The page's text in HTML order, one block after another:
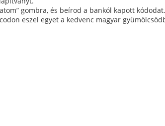
gombra, és beírod a bankól kapott kódodat.
eszel egyet a kedvenc magyar